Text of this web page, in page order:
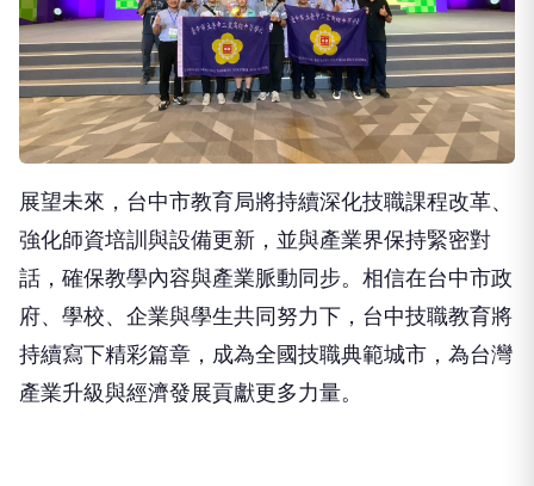
展望未來，台中市教育局將持續深化技職課程改革、
強化師資培訓與設備更新，並與產業界保持緊密對
話，確保教學內容與產業脈動同步。相信在台中市政
府、學校、企業與學生共同努力下，台中技職教育將
持續寫下精彩篇章，成為全國技職典範城市，為台灣
產業升級與經濟發展貢獻更多力量。